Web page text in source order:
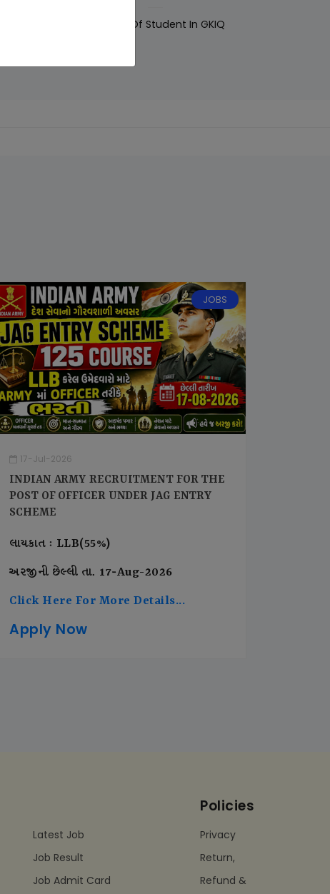
Number Of Student In GKIQ
JOBS
17-Jul-2026
INDIAN ARMY RECRUITMENT FOR THE
POST OF OFFICER UNDER JAG ENTRY
SCHEME
લાયકાત : LLB(55%)
અરજીની છેલ્લી તા. 17-Aug-2026
Click Here For More Details...
Apply Now
Latest Job
Job Result
Job Admit Card
Policies
Privacy
Return,
Refund &